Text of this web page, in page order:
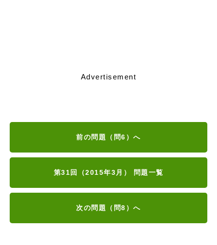
Advertisement
前の問題（問6）へ
第31回（2015年3月） 問題一覧
次の問題（問8）へ